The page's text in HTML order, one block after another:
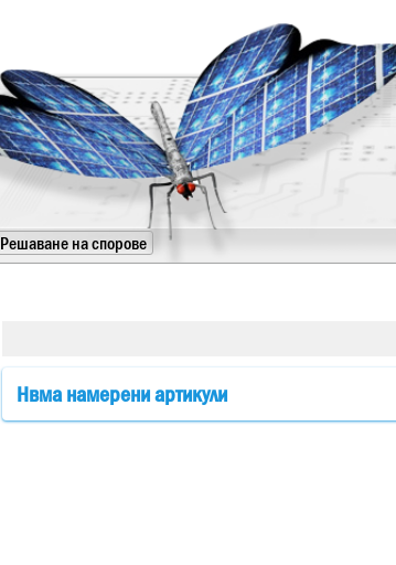
Решаване на спорове
Нвма намерени артикули